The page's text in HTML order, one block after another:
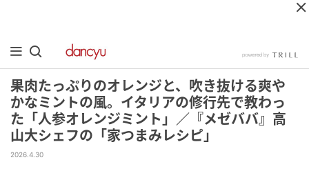
果肉たっぷりのオレンジと、吹き抜ける爽や
かなミントの風。イタリアの修行先で教わっ
た「人参オレンジミント」／『メゼババ』高
山大シェフの「家つまみレシピ」
2026.4.30